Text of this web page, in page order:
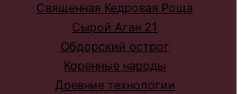
Священная Кедровая Роща
Сырой Аган 21
Обдорский острог
Коренные народы
Древние технологии